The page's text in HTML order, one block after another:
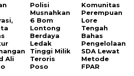
Ali
Polisi
Musnahkan
6 Bom
Lontong
Berdaya
Ledak
Tinggi Milik
Teroris
Poso
Komunitas
Perempuan
Lore
Tengah
Bahas
Pengelolaan
SDA Lewat
Metode
FPAR